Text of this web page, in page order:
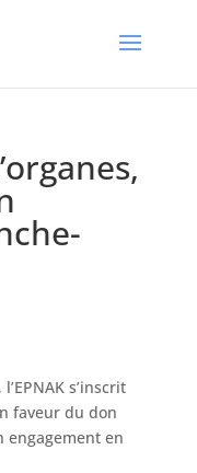
s’inscrit
faveur du don
engagement en